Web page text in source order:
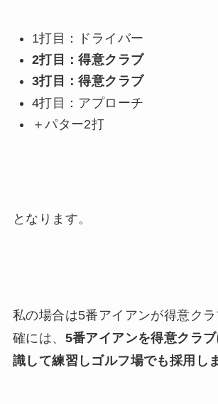
1打目：ドライバー
2打目：得意クラブ
3打目：得意クラブ
4打目：アプローチ
＋パター2打
となります。
私の場合は5番アイアンが得意ク
確には、 5番アイアンを得意クラ
識して練習しゴルフ場でも採用し